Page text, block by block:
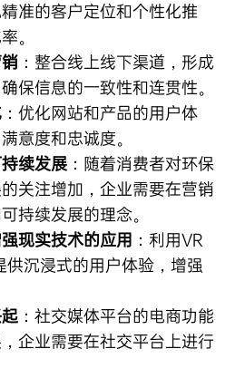
准的客户定位和个性化推
。
：整合线上线下渠道，形成
保信息的一致性和连贯性。
：优化网站和产品的用户体
意度和忠诚度。
续发展：随着消费者对环保
关注增加，企业需要在营销
持续发展的理念。
现实技术的应用 ：利用VR
供沉浸式的用户体验，增强
：社交媒体平台的电商功能
企业需要在社交平台上进行